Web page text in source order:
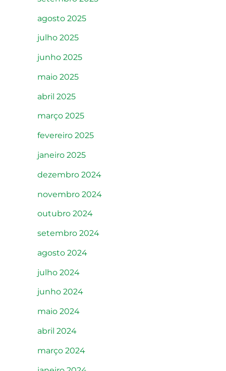
agosto 2025
julho 2025
junho 2025
maio 2025
abril 2025
março 2025
fevereiro 2025
janeiro 2025
dezembro 2024
novembro 2024
outubro 2024
setembro 2024
agosto 2024
julho 2024
junho 2024
maio 2024
abril 2024
março 2024